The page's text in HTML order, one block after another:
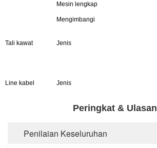
Mesin lengkap
Mengimbangi
Tali kawat Jenis
Line kabel Jenis
Peringkat & Ulasan
Penilaian Keseluruhan